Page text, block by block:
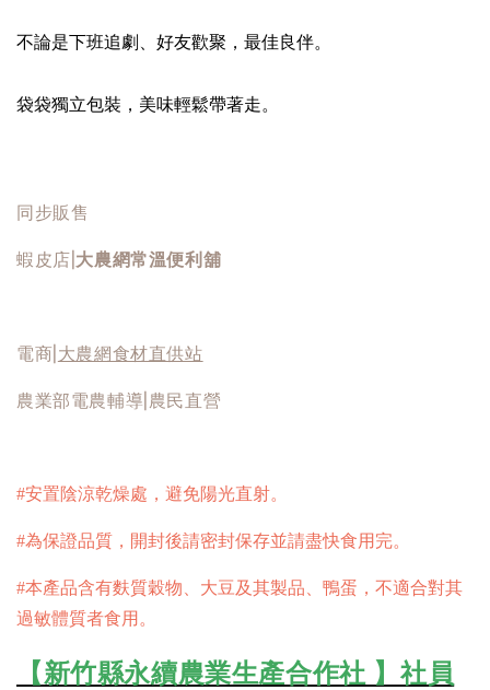
不論是下班追劇、好友歡聚，最佳良伴。
袋袋獨立包裝，美味輕鬆帶著走。
同步販售
蝦皮店| 大農網常溫便利舖
電商| 大農網食材直供站
農業部電農輔導|農民直營
#安置陰涼乾燥處，避免陽光直射。
#為保證品質，開封後請密封保存並請盡快食用完。
#本產品含有麩質穀物、大豆及其製品、鴨蛋，不適合對其
過敏體質者食用。
【新竹縣永續農業生產合作社 】社員